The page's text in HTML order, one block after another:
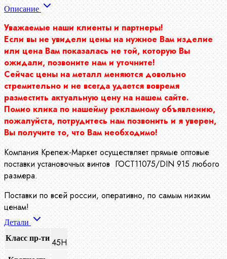
Описание
Уважаемые наши клиенты и партнеры!
Если вы не увидели цены на нужное Вам изделие
или цена Вам показалась не той, которую Вы
ожидали, позвоните нам и уточните!
Сейчас цены на металл меняются довольно
стремительно и не всегда удается вовремя
разместить актуальную цену на нашем сайте.
Помио клика по нашейму рекламному объявлению,
пожалуйста, потрудитесь нам позвонить и я уверен,
Вы получите то, что Вам необходимо!
Компания Крепеж-Маркет осуществляет прямые оптовые
поставки установочных винтов ГОСТ11075/DIN 915 любого
размера.
Поставки по всей россии, оперативно, по самым низким
ценам!
Детали
Класс пр-ти 45Н